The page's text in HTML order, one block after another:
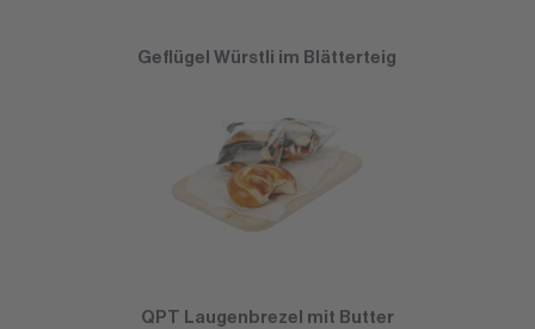
Geflügel Würstli im Blätterteig
QPT Laugenbrezel mit Butter